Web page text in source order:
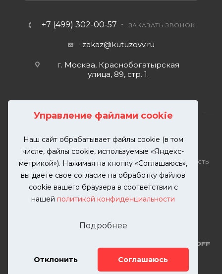
Управление файлами cookie
Наш сайт обрабатывает файлы cookie (в том
числе, файлы cookie, используемые «Яндекс-
метрикой»). Нажимая на кнопку «Соглашаюсь»,
вы даете свое согласие на обработку файлов
cookie вашего браузера в соответствии с
нашей политикой конфиденциальности
Подробнее
Отклонить Соглашаюсь
+7 (499) 302-00-57 ЗАКАЗАТЬ ЗВОНОК
zakaz@kutuzovv.ru
г. Москва, Краснобогатырская
улица, 89, стр. 1.
2026 © KUTUZOVV | Кузовной ремонт и покраска
автомобилей. Вся информация на сайте – собственность
ООО "КУТУЗОВВ"
Публикация информации с сайта KUTUZOVV.RU без
Почта: zakaz@kutuzovv.ru